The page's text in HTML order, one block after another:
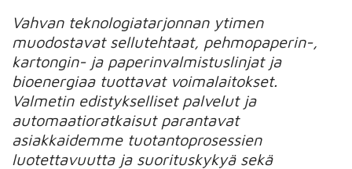
Vahvan teknologiatarjonnan ytimen
muodostavat sellutehtaat, pehmopaperin-,
kartongin- ja paperinvalmistuslinjat ja
bioenergiaa tuottavat voimalaitokset.
Valmetin edistykselliset palvelut ja
automaatioratkaisut parantavat
asiakkaidemme tuotantoprosessien
luotettavuutta ja suorituskykyä sekä